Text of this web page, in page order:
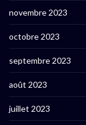
novembre 2023
octobre 2023
septembre 2023
août 2023
juillet 2023